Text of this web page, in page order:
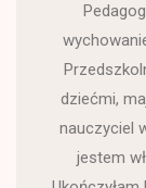
dziećmi,
nauczyciel
jestem